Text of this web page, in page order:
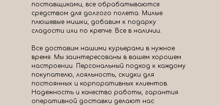
поставщиками, все обрабатываются
средством для долгого полета. Милые
плюшевые мишки, добавим к подарку
сладости или по крепче. Все в наличии.
Все доставим нашими курьерами в нужное
время. Мы заинтересованы в вашем хорошем
настроении. Персональный подход к каждому
покупателю, лояльность, скидки для
постоянных и корпоративных клиентов.
Надежность и качество работы, гарантия
оперативной доставки делают нас